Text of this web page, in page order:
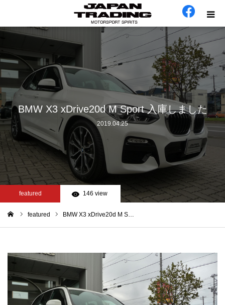
BMW X3 xDrive20d M Sport 入庫しました
2019.04.25
featured 146 view
featured BMW X3 xDrive20d M S…
在庫車
会社概要
カテゴリー
工場日誌
お問い合わせ